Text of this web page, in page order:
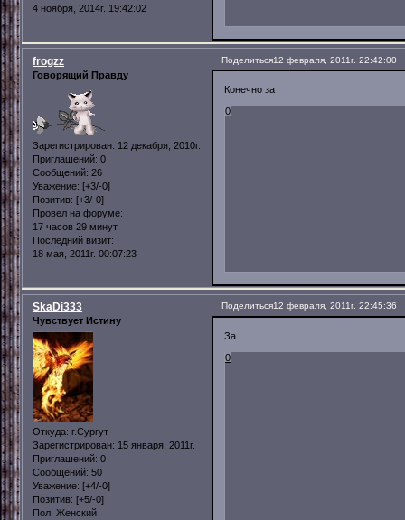
4 ноября, 2014г. 19:42:02
Поделиться12 февраля, 2011г. 22:42:00
frogzz
Говорящий Правду
Зарегистрирован: 12 декабря, 2010г.
Приглашений: 0
Сообщений: 26
Уважение: [+3/-0]
Позитив: [+3/-0]
Провел на форуме:
17 часов 29 минут
Последний визит:
18 мая, 2011г. 00:07:23
Конечно за
0
Поделиться12 февраля, 2011г. 22:45:36
SkaDi333
Чувствует Истину
Откуда: г.Сургут
Зарегистрирован: 15 января, 2011г.
Приглашений: 0
Сообщений: 50
Уважение: [+4/-0]
Позитив: [+5/-0]
Пол: Женский
За
0